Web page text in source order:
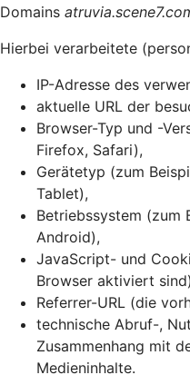
Domains
Hierbei verarbeitete
IP-Adresse des
aktuelle URL der
Browser-Typ und -
Firefox, Safari),
Gerätetyp (zum
Tablet),
Betriebssystem (zum
Android),
JavaScript- und
Browser aktiviert
Referrer-URL (die
technische Abruf-,
Zusammenhang mit
Medieninhalte.